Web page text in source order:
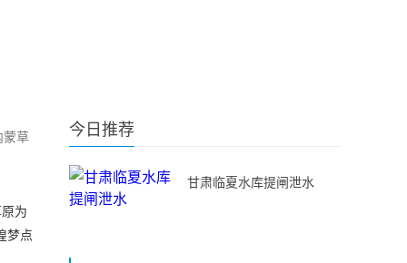
蒙草
为
梦点
今日推荐
甘肃临夏水库提闸泄水